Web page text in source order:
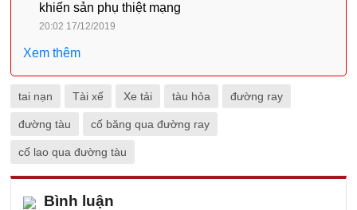
khiến sản phụ thiệt mạng
20:02 17/12/2019
Xem thêm
tai nạn Tài xế Xe tải tàu hỏa đường ray
đường tàu cố băng qua đường ray
cố lao qua đường tàu
Bình luận